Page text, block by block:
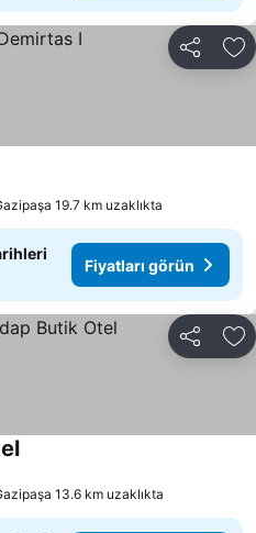
Paylaş
19.7 km uzaklıkta
Fiyatları görün
Paylaş
Fiyatları görün
13.6 km uzaklıkta